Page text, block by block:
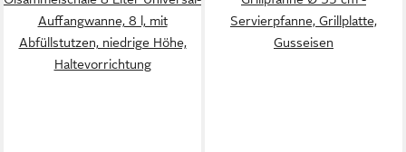
Auffangwanne, 8 l, mit
Abfüllstutzen, niedrige Höhe,
Haltevorrichtung
Servierpfanne, Grillplatte,
Gusseisen